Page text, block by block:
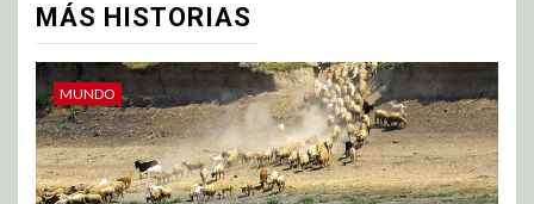
MÁS HISTORIAS
MUNDO